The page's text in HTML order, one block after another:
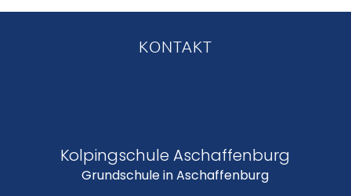
KONTAKT
Kolpingschule Aschaffenburg
Grundschule in Aschaffenburg